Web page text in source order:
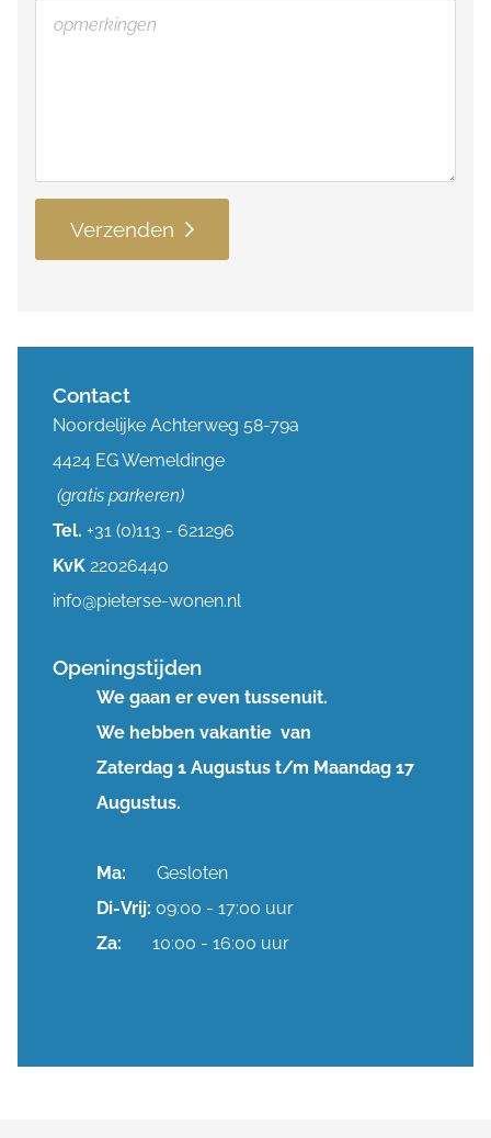
Verzenden
Contact
Noordelijke Achterweg 58-79a
4424 EG Wemeldinge
(gratis parkeren)
Tel. +31 (0)113 - 621296
KvK 22026440
info@pieterse-wonen.nl
Openingstijden
We gaan er even tussenuit.
We hebben vakantie van
Zaterdag 1 Augustus t/m Maandag 17
Augustus.
Ma: Gesloten
Di-Vrij: 09:00 - 17:00 uur
Za: 10:00 - 16:00 uur